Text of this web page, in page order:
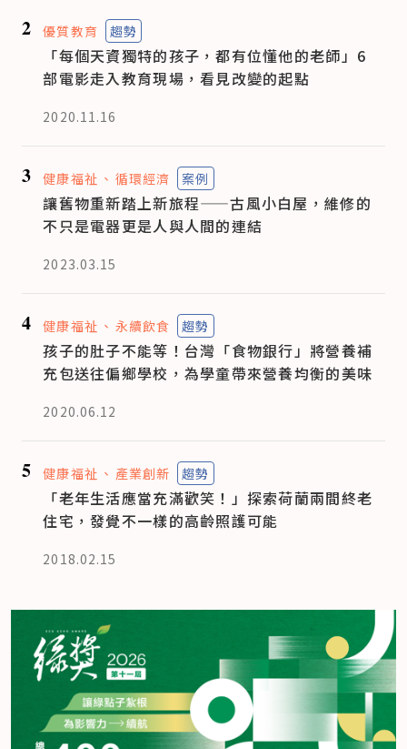
2 優質教育 趨勢
「每個天資獨特的孩子，都有位懂他的老師」6
部電影走入教育現場，看見改變的起點
2020.11.16
3 健康福祉 循環經濟 案例
讓舊物重新踏上新旅程——古風小白屋，維修的
不只是電器更是人與人間的連結
2023.03.15
4 健康福祉 永續飲食 趨勢
孩子的肚子不能等！台灣「食物銀行」將營養補
充包送往偏鄉學校，為學童帶來營養均衡的美味
2020.06.12
5 健康福祉 產業創新 趨勢
「老年生活應當充滿歡笑！」探索荷蘭兩間終老
住宅，發覺不一樣的高齡照護可能
2018.02.15